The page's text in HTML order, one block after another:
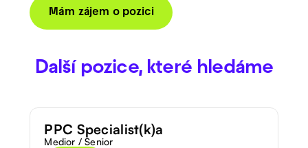
Mám zájem o pozici
Další pozice, které hledáme
PPC Specialist(k)a
Medior / Senior